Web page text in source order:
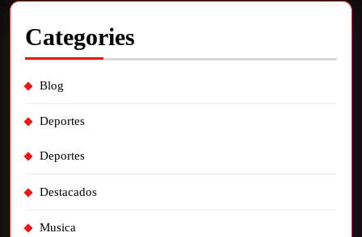
Categories
Blog
Deportes
Deportes
Destacados
Musica